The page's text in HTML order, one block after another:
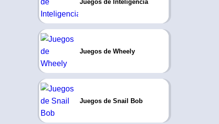
Juegos de Inteligencia
Juegos de Wheely
Juegos de Snail Bob